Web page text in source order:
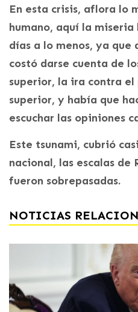
En esta crisis, aflora lo
humano, aquí la miseria
días a lo menos, ya que
costó darse cuenta de
superior, la ira contra
superior, y había que
escuchar las opiniones
Este tsunami, cubrió
nacional, las escalas de
fueron sobrepasadas.
NOTICIAS